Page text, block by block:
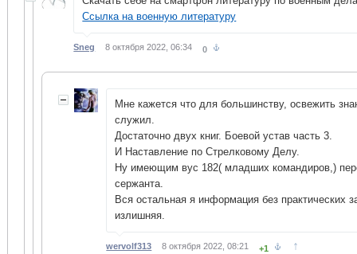
Ссылка на военную литературу
Sneg 8 октября 2022, 06:34 0
Мне кажется что для большинству, освежить
служил.
Достаточно двух книг. Боевой устав часть 3.
И Наставление по Стрелковому Делу.
Ну имеющим вус 182( младших командиров,)
сержанта.
Вся остальная я информация без практических
излишняя.
wervolf313 8 октября 2022, 08:21 +1 ↑